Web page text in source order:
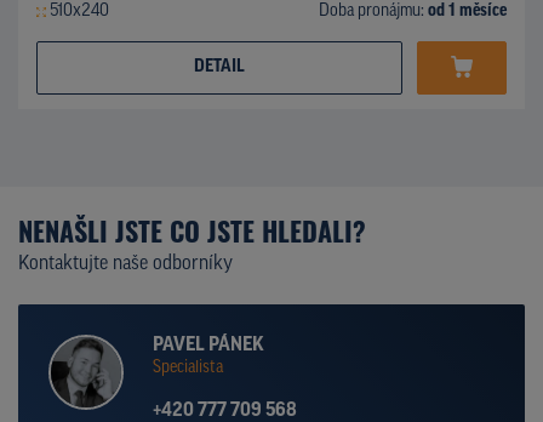
510x240 Doba pronájmu: od 1 měsíce
DETAIL
NENAŠLI JSTE CO JSTE HLEDALI?
Kontaktujte naše odborníky
PAVEL PÁNEK
Specialista
+420 777 709 568